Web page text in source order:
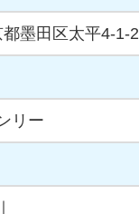
墨田区太平4-1-2
リー